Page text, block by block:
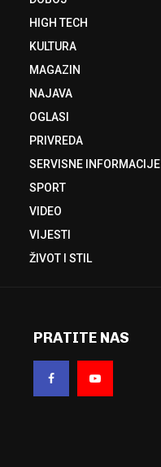
HIGH TECH
KULTURA
MAGAZIN
NAJAVA
OGLASI
PRIVREDA
SERVISNE INFORMACIJE
SPORT
VIDEO
VIJESTI
ŽIVOT I STIL
PRATITE NAS